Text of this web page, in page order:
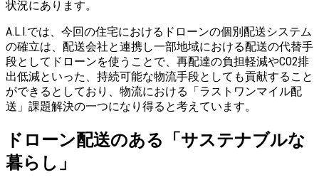
状況にあります。
A.L.I.では、今回の住宅におけるドローンの個別配送システム
の確立は、配送会社と連携し一部地域における配送の代替手
段としてドローンを使うことで、再配達の負担軽減やCO2排
出低減といった、持続可能な物流手段としても貢献すること
ができるとしており、物流における「ラストワンマイル配
送」課題解決の一つになり得ると考えています。
ドローン配送のある「サステナブルな
暮らし」